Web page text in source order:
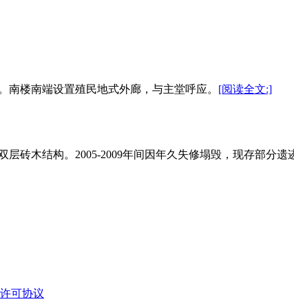
楼南端设置殖民地式外廊，与主堂呼应。 [阅读全文:]
砖木结构。2005-2009年间因年久失修塌毁，现存部分遗
可协议